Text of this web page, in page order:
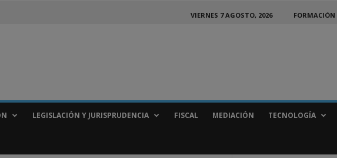
VIERNES 7 AGOSTO, 2026 FORMACIÓN
LEGISLACIÓN Y JURISPRUDENCIA FISCAL MEDIACIÓN TECNOLOGÍA